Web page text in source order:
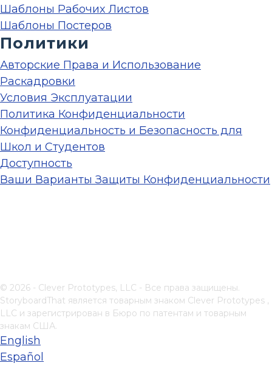
Шаблоны Рабочих Листов
Шаблоны Постеров
Политики
Авторские Права и Использование
Раскадровки
Условия Эксплуатации
Политика Конфиденциальности
Конфиденциальность и Безопасность для
Школ и Студентов
Доступность
Ваши Варианты Защиты Конфиденциальности
© 2026 - Clever Prototypes, LLC - Все права защищены.
StoryboardThat является товарным знаком Clever Prototypes ,
LLC и зарегистрирован в Бюро по патентам и товарным
знакам США.
English
Español